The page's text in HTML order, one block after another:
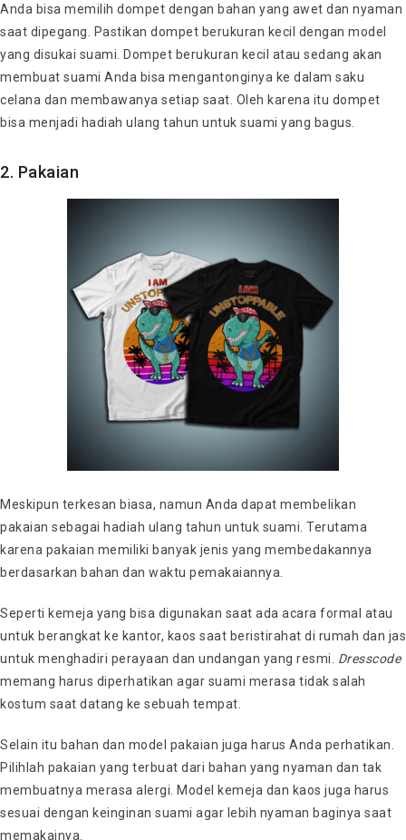
Anda bisa memilih dompet dengan bahan yang awet dan nyaman
saat dipegang. Pastikan dompet berukuran kecil dengan model
yang disukai suami. Dompet berukuran kecil atau sedang akan
membuat suami Anda bisa mengantonginya ke dalam saku
celana dan membawanya setiap saat. Oleh karena itu dompet
bisa menjadi hadiah ulang tahun untuk suami yang bagus.
2. Pakaian
Meskipun terkesan biasa, namun Anda dapat membelikan
pakaian sebagai hadiah ulang tahun untuk suami. Terutama
karena pakaian memiliki banyak jenis yang membedakannya
berdasarkan bahan dan waktu pemakaiannya.
Seperti kemeja yang bisa digunakan saat ada acara formal atau
untuk berangkat ke kantor, kaos saat beristirahat di rumah dan jas
untuk menghadiri perayaan dan undangan yang resmi. Dresscode
memang harus diperhatikan agar suami merasa tidak salah
kostum saat datang ke sebuah tempat.
Selain itu bahan dan model pakaian juga harus Anda perhatikan.
Pilihlah pakaian yang terbuat dari bahan yang nyaman dan tak
membuatnya merasa alergi. Model kemeja dan kaos juga harus
sesuai dengan keinginan suami agar lebih nyaman baginya saat
memakainya.